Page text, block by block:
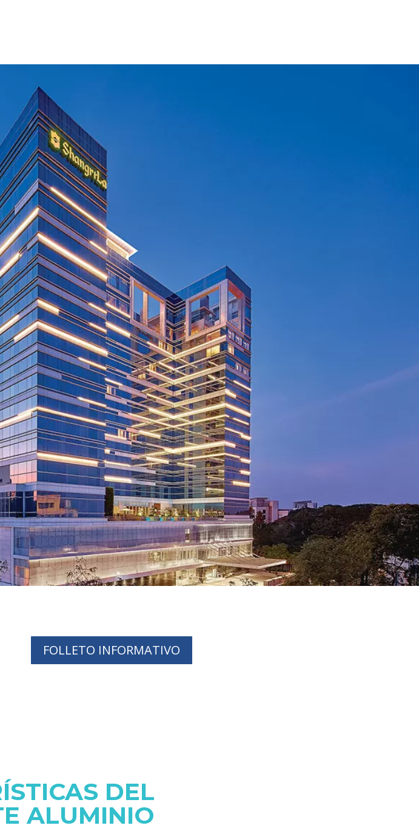
FOLLETO INFORMATIVO
DEL
ALUMINIO